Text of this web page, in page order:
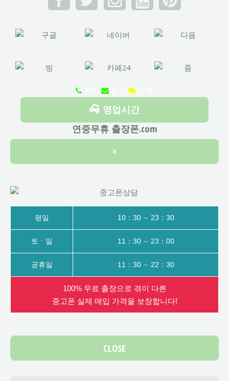
영업시간
연중무휴 출장폰.com
×
평일 10：30 ∼ 23：30
토ㆍ일 11：30 ∼ 23：00
공휴일 11：30 ∼ 22：30
100% 무료 출장으로 겪이 다른
중고폰 실제 매입 가격을 보장합니다!
CLOSE